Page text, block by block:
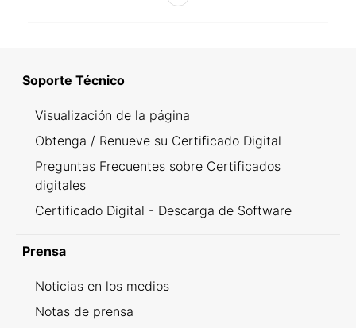
Soporte Técnico
Visualización de la página
Obtenga / Renueve su Certificado Digital
Preguntas Frecuentes sobre Certificados
digitales
Certificado Digital - Descarga de Software
Prensa
Noticias en los medios
Notas de prensa